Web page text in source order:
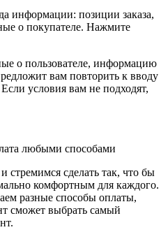
информации: позиции заказа,
о покупателе. Нажмите
о пользователе, информацию
вам повторить к вводу
условия вам не подходят,
сделать так, что бы
комфортным для каждого.
разные способы оплаты,
сможет выбрать самый